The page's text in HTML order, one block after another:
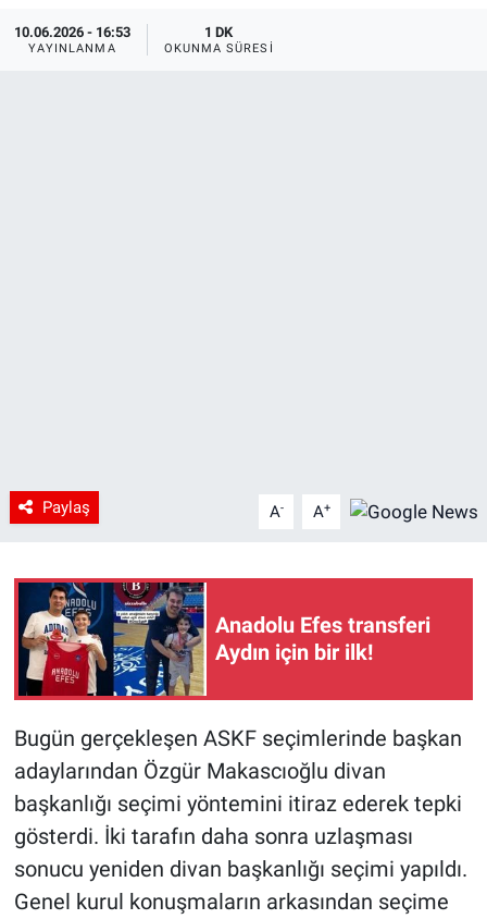
10.06.2026 - 16:53
YAYINLANMA
1 DK
OKUNMA SÜRESI
Paylaş A- A+
Anadolu Efes transferi
Aydın için bir ilk!
Bugün gerçekleşen ASKF seçimlerinde başkan
adaylarından Özgür Makascıoğlu divan
başkanlığı seçimi yöntemini itiraz ederek tepki
gösterdi. İki tarafın daha sonra uzlaşması
sonucu yeniden divan başkanlığı seçimi yapıldı.
Genel kurul konuşmaların arkasından seçime